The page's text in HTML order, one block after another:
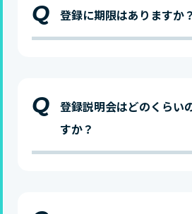
Q 登録に期限はありますか？
Q
登録説明会はどのくらい
すか？